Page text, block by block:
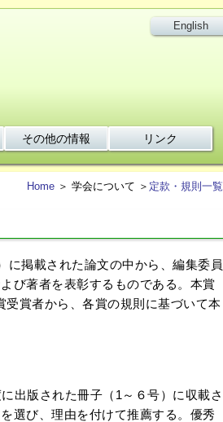
English
その他の情報 リンク
Home ＞ 学会について ＞ 定款・規則一覧
に掲載された論文の中から、編集委員
び著者を表彰するものである。本賞
賞者から、各賞の規則に基づいて本
出版された冊子（1～６号）に収載さ
選び、理由を付けて推薦する。優秀